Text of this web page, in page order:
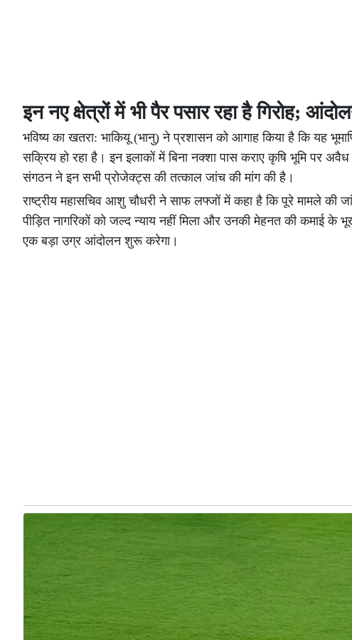
इन नए क्षेत्रों में भी पैर पसार रहा है गिरोह;
भविष्य का खतरा: भाकियू (भानु) ने प्रशासन को आगाह किया है कि यह
सक्रिय हो रहा है। इन इलाकों में बिना नक्शा पास कराए कृषि भूमि पर
संगठन ने इन सभी प्रोजेक्ट्स की तत्काल जांच की मांग की है।
राष्ट्रीय महासचिव आशु चौधरी ने साफ लफ्जों में कहा है कि पूरे मामले
पीड़ित नागरिकों को जल्द न्याय नहीं मिला और उनकी मेहनत की
एक बड़ा उग्र आंदोलन शुरू करेगा।